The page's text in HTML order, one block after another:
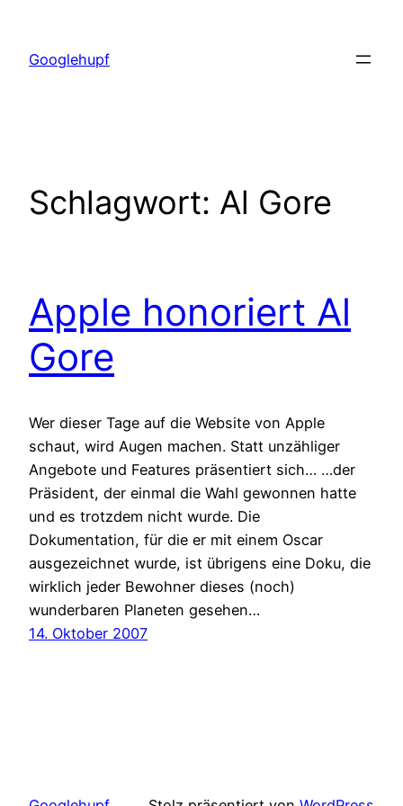
springen
Googlehupf
Schlagwort: Al Gore
Apple honoriert Al
Gore
Wer dieser Tage auf die Website von Apple
schaut, wird Augen machen. Statt unzähliger
Angebote und Features präsentiert sich… …der
Präsident, der einmal die Wahl gewonnen hatte
und es trotzdem nicht wurde. Die
Dokumentation, für die er mit einem Oscar
ausgezeichnet wurde, ist übrigens eine Doku, die
wirklich jeder Bewohner dieses (noch)
wunderbaren Planeten gesehen…
14. Oktober 2007